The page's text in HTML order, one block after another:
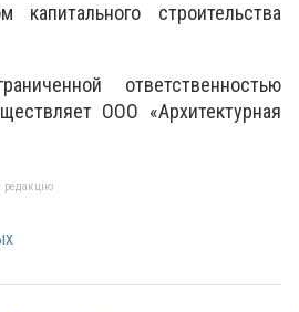
строительства
ответственностью
ООО «Архитектурная
редакцію